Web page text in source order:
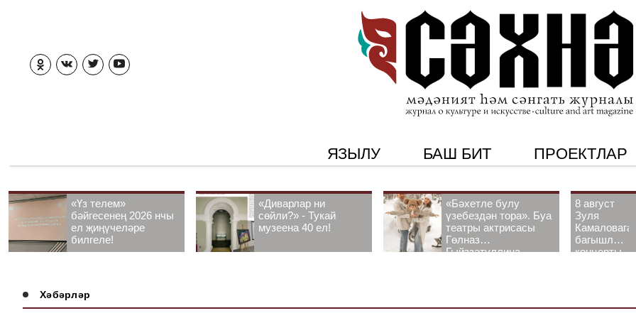
ЯЗЫЛУ БАШ БИТ ПРОЕКТЛАР
«Үз телем»
бәйгесенең 2026 нчы
ел җиңүчеләре
билгеле!
«Диварлар ни
сөйли?» - Тукай
музеена 40 ел!
«Бәхетле булу
үзебездән тора». Буа
театры актрисасы
Гөлназ
Гыйззәтуллина-
8 август
Зуля
Камаловага
багышлау
концерты
Хәбәрләр